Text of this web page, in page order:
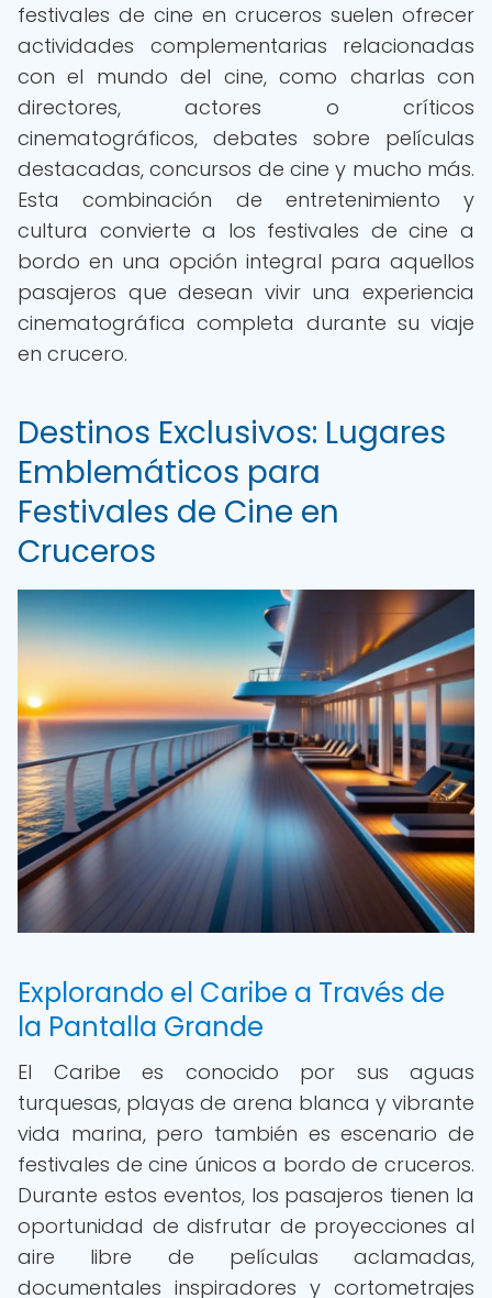
festivales de cine en cruceros suelen ofrecer
actividades complementarias relacionadas
con el mundo del cine, como charlas con
directores, actores o críticos
cinematográficos, debates sobre películas
destacadas, concursos de cine y mucho más.
Esta combinación de entretenimiento y
cultura convierte a los festivales de cine a
bordo en una opción integral para aquellos
pasajeros que desean vivir una experiencia
cinematográfica completa durante su viaje
en crucero.
Destinos Exclusivos: Lugares
Emblemáticos para
Festivales de Cine en
Cruceros
Explorando el Caribe a Través de
la Pantalla Grande
El Caribe es conocido por sus aguas
turquesas, playas de arena blanca y vibrante
vida marina, pero también es escenario de
festivales de cine únicos a bordo de cruceros.
Durante estos eventos, los pasajeros tienen la
oportunidad de disfrutar de proyecciones al
aire libre de películas aclamadas,
documentales inspiradores y cortometrajes